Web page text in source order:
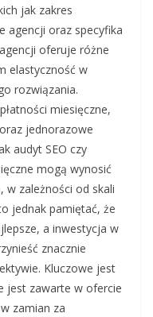
jak zakres
agencji oraz specyfika
oferuje różne
elastyczność w
rozwiązania.
miesięczne,
jednorazowe
audyt SEO czy
mogą wynosić
w zależności od skali
jednak pamiętać, że
a inwestycja w
znacznie
Kluczowe jest
jest zawarte w ofercie
zamian za